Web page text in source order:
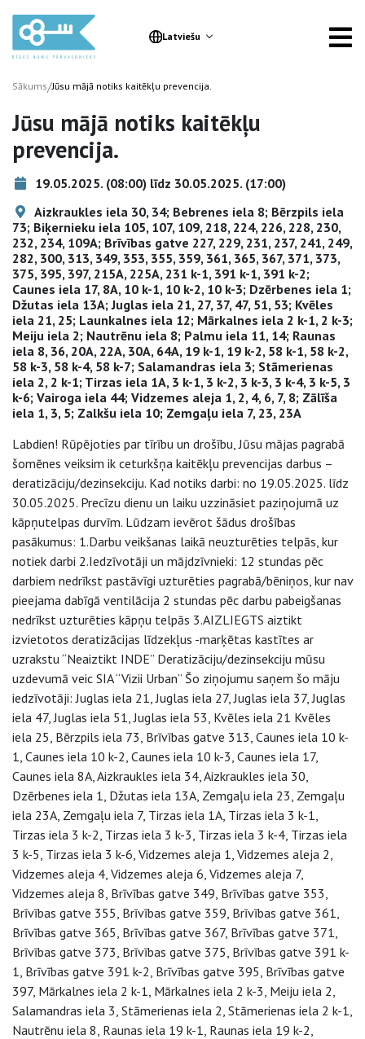
Latviešu
Sākums/Jūsu mājā notiks kaitēkļu prevencija.
Jūsu mājā notiks kaitēkļu
prevencija.
19.05.2025. (08:00) līdz 30.05.2025. (17:00)
Aizkraukles iela 30, 34; Bebrenes iela 8; Bērzpils iela
73; Biķernieku iela 105, 107, 109, 218, 224, 226, 228, 230,
232, 234, 109A; Brīvības gatve 227, 229, 231, 237, 241, 249,
282, 300, 313, 349, 353, 355, 359, 361, 365, 367, 371, 373,
375, 395, 397, 215A, 225A, 231 k-1, 391 k-1, 391 k-2;
Caunes iela 17, 8A, 10 k-1, 10 k-2, 10 k-3; Dzērbenes iela 1;
Džutas iela 13A; Juglas iela 21, 27, 37, 47, 51, 53; Kvēles
iela 21, 25; Launkalnes iela 12; Mārkalnes iela 2 k-1, 2 k-3;
Meiju iela 2; Nautrēnu iela 8; Palmu iela 11, 14; Raunas
iela 8, 36, 20A, 22A, 30A, 64A, 19 k-1, 19 k-2, 58 k-1, 58 k-2,
58 k-3, 58 k-4, 58 k-7; Salamandras iela 3; Stāmerienas
iela 2, 2 k-1; Tirzas iela 1A, 3 k-1, 3 k-2, 3 k-3, 3 k-4, 3 k-5, 3
k-6; Vairoga iela 44; Vidzemes aleja 1, 2, 4, 6, 7, 8; Zālīša
iela 1, 3, 5; Zalkšu iela 10; Zemgaļu iela 7, 23, 23A
Labdien! Rūpējoties par tīrību un drošību, Jūsu mājas pagrabā
šomēnes veiksim ik ceturkšņa kaitēkļu prevencijas darbus –
deratizāciju/dezinsekciju. Kad notiks darbi: no 19.05.2025. līdz
30.05.2025. Precīzu dienu un laiku uzzināsiet paziņojumā uz
kāpņutelpas durvīm. Lūdzam ievērot šādus drošības
pasākumus: 1.Darbu veikšanas laikā neuzturēties telpās, kur
notiek darbi 2.Iedzīvotāji un mājdzīvnieki: 12 stundas pēc
darbiem nedrīkst pastāvīgi uzturēties pagrabā/bēniņos, kur nav
pieejama dabīgā ventilācija 2 stundas pēc darbu pabeigšanas
nedrīkst uzturēties kāpņu telpās 3.AIZLIEGTS aiztikt
izvietotos deratizācijas līdzekļus -marķētas kastītes ar
uzrakstu “Neaiztikt INDE” Deratizāciju/dezinsekciju mūsu
uzdevumā veic SIA “Vizii Urban” Šo ziņojumu saņem šo māju
iedzīvotāji: Juglas iela 21, Juglas iela 27, Juglas iela 37, Juglas
iela 47, Juglas iela 51, Juglas iela 53, Kvēles iela 21 Kvēles
iela 25, Bērzpils iela 73, Brīvības gatve 313, Caunes iela 10 k-
1, Caunes iela 10 k-2, Caunes iela 10 k-3, Caunes iela 17,
Caunes iela 8A, Aizkraukles iela 34, Aizkraukles iela 30,
Dzērbenes iela 1, Džutas iela 13A, Zemgaļu iela 23, Zemgaļu
iela 23A, Zemgaļu iela 7, Tirzas iela 1A, Tirzas iela 3 k-1,
Tirzas iela 3 k-2, Tirzas iela 3 k-3, Tirzas iela 3 k-4, Tirzas iela
3 k-5, Tirzas iela 3 k-6, Vidzemes aleja 1, Vidzemes aleja 2,
Vidzemes aleja 4, Vidzemes aleja 6, Vidzemes aleja 7,
Vidzemes aleja 8, Brīvības gatve 349, Brīvības gatve 353,
Brīvības gatve 355, Brīvības gatve 359, Brīvības gatve 361,
Brīvības gatve 365, Brīvības gatve 367, Brīvības gatve 371,
Brīvības gatve 373, Brīvības gatve 375, Brīvības gatve 391 k-
1, Brīvības gatve 391 k-2, Brīvības gatve 395, Brīvības gatve
397, Mārkalnes iela 2 k-1, Mārkalnes iela 2 k-3, Meiju iela 2,
Salamandras iela 3, Stāmerienas iela 2, Stāmerienas iela 2 k-1,
Nautrēnu iela 8, Raunas iela 19 k-1, Raunas iela 19 k-2,